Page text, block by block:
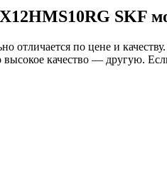
SKF
отличается по цене и
качество — другую.